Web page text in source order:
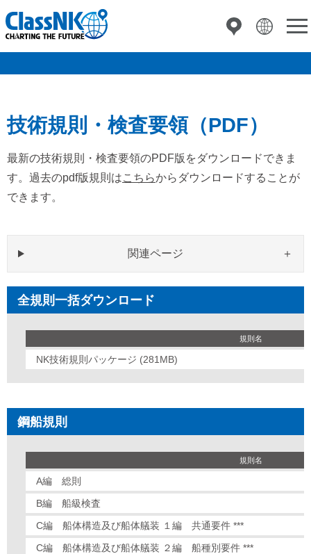
技術規則・検査要領（PDF）
最新の技術規則・検査要領のPDF版をダウンロードできま
す。過去のpdf版規則はこちらからダウンロードすることが
できます。
関連ページ
全規則一括ダウンロード
規則名
NK技術規則パッケージ (281MB)
鋼船規則
規則名
A編 総則
B編 船級検査
C編 船体構造及び船体艤装 １編 共通要件 ***
C編 船体構造及び船体艤装 ２編 船種別要件 ***